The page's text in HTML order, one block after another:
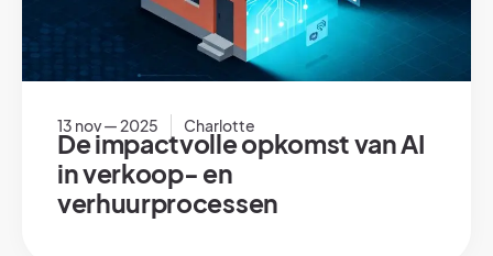
13 nov — 2025 Charlotte
De impactvolle opkomst van AI
in verkoop- en
verhuurprocessen